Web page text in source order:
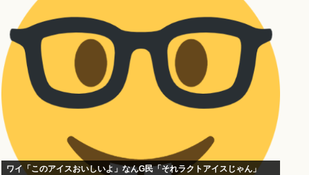
ワイ「このアイスおいしいよ」なんG民「それラクトアイスじゃん」